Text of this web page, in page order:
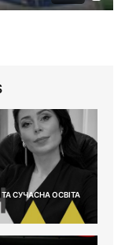
ТА СУЧАСНА ОСВІТА